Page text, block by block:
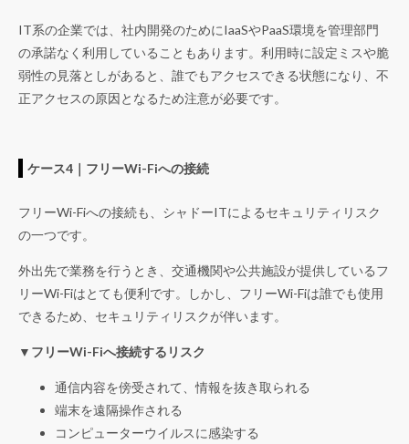
IT系の企業では、社内開発のためにIaaSやPaaS環境を管理部門
の承諾なく利用していることもあります。利用時に設定ミスや脆
弱性の見落としがあると、誰でもアクセスできる状態になり、不
正アクセスの原因となるため注意が必要です。
ケース4｜フリーWi-Fiへの接続
フリーWi-Fiへの接続も、シャドーITによるセキュリティリスク
の一つです。
外出先で業務を行うとき、交通機関や公共施設が提供しているフ
リーWi-Fiはとても便利です。しかし、フリーWi-Fiは誰でも使用
できるため、セキュリティリスクが伴います。
▼フリーWi-Fiへ接続するリスク
通信内容を傍受されて、情報を抜き取られる
端末を遠隔操作される
コンピューターウイルスに感染する